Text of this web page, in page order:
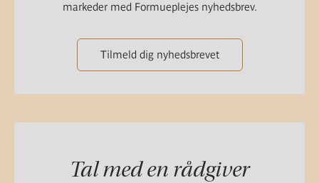
markeder med Formueplejes nyhedsbrev.
Tilmeld dig nyhedsbrevet
Tal med en rådgiver